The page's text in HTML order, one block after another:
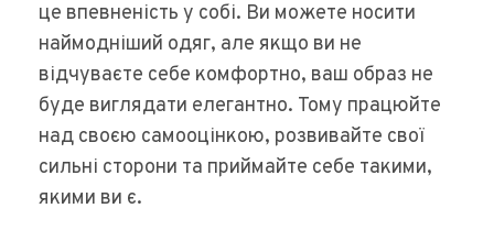
це впевненість у собі. Ви можете носити
наймодніший одяг, але якщо ви не
відчуваєте себе комфортно, ваш образ не
буде виглядати елегантно. Тому працюйте
над своєю самооцінкою, розвивайте свої
сильні сторони та приймайте себе такими,
якими ви є.